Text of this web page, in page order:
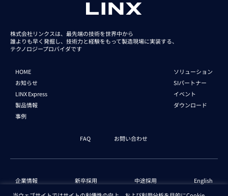
株式会社リンクスは、最先端の技術を世界中から
誰よりも早く発掘し、技術力と経験をもって製造現場に実装する、
テクノロジープロバイダです
HOME
お知らせ
LINX Express
製品情報
事例
ソリューション
SIパートナー
イベント
ダウンロード
FAQ お問い合わせ
企業情報 新卒採用 中途採用
English